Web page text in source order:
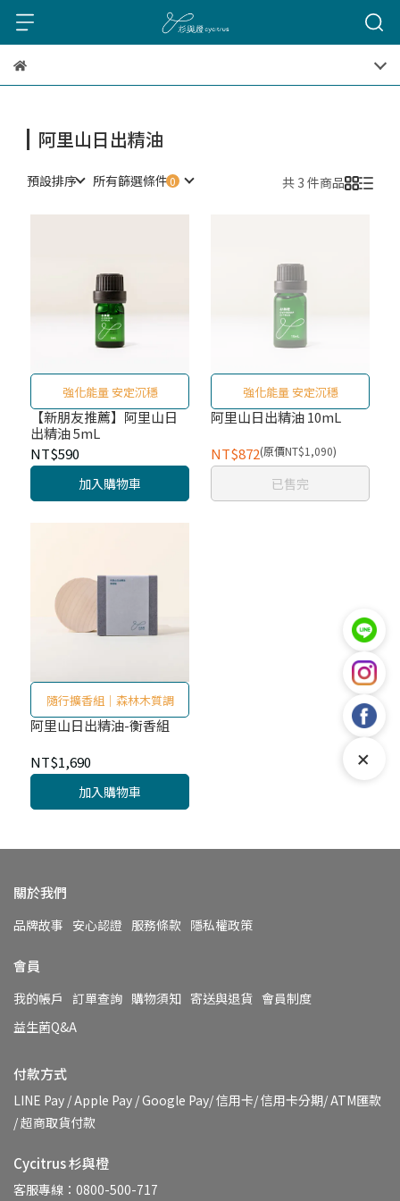
阿里山日出精油
預設排序 所有篩選條件 共 3 件商品
強化能量 安定沉穩
【新朋友推薦】阿里山日
出精油 5mL
NT$590
加入購物車
強化能量 安定沉穩
阿里山日出精油 10mL
NT$872
NT$1,090
已售完
隨行擴香組｜森林木質調
阿里山日出精油-衡香組
NT$1,690
加入購物車
關於我們
品牌故事 安心認證 服務條款 隱私權政策
會員
我的帳戶 訂單查詢 購物須知 寄送與退貨 會員制度
益生菌Q&A
付款方式
LINE Pay / Apple Pay / Google Pay/ 信用卡/ 信用卡分期/ ATM匯款
/ 超商取貨付款
Cycitrus 杉與橙
客服專線：0800-500-717
+